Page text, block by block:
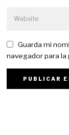
Guarda mi
navegador para